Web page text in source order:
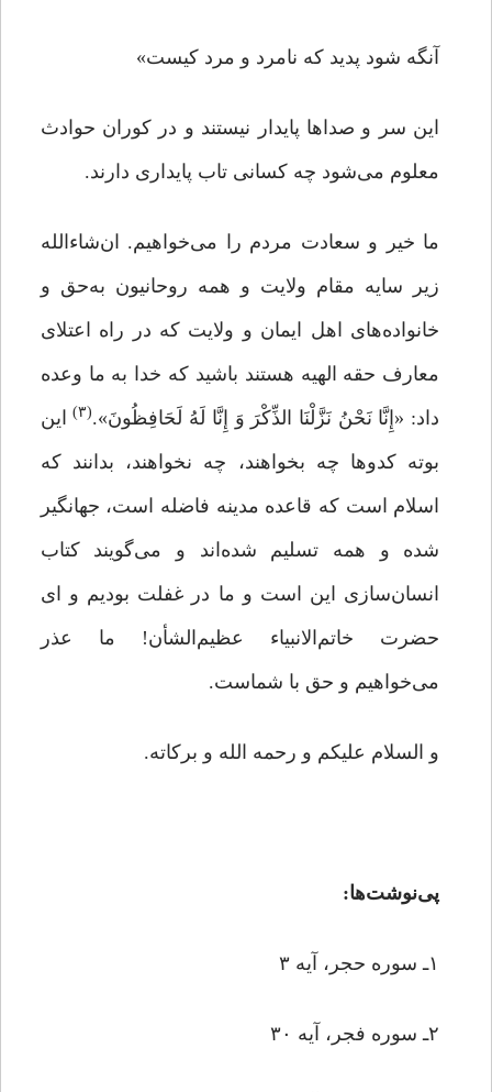
آنگه شود پدید که نامرد و مرد کیست»
این سر و صداها پایدار نیستند و در کوران حوادث
معلوم می‌شود چه کسانی تاب پایداری دارند.
ما خیر و سعادت مردم را می‌خواهیم. ان‌شاءالله
زیر سایه مقام ولایت و همه روحانیون به‌حق و
خانواده‌های اهل ایمان و ولایت که در راه اعتلای
معارف حقه الهیه هستند باشید که خدا به ما وعده
داد: «إِنَّا نَحْنُ نَزَّلْنَا الذِّکْرَ وَ إِنَّا لَهُ لَحَافِظُونَ».(۳)
این
بوته کدوها چه بخواهند، چه نخواهند، بدانند که
اسلام است که قاعده مدینه فاضله است، جهانگیر
شده و همه تسلیم شده‌اند و می‌گویند کتاب
انسان‌سازی این است و ما در غفلت بودیم و ای
حضرت خاتم‌الانبیاء عظیم‌الشأن! ما عذر
می‌خواهیم و حق با شماست.
و السلام علیکم و رحمه الله و برکاته.
پی‌نوشت‌ها:
۱ـ سوره حجر، آیه ۳
۲ـ سوره فجر، آیه ۳۰